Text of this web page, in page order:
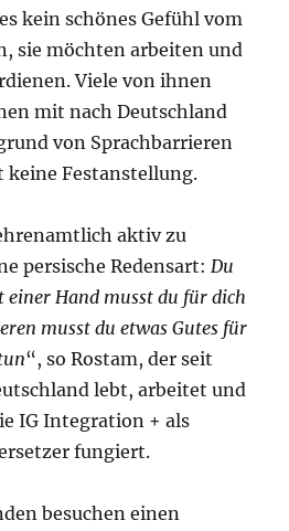
kein schönes Gefühl vom
sie möchten arbeiten und
Viele von ihnen
mit nach Deutschland
von Sprachbarrieren
keine Festanstellung.
aktiv zu
persische Redensart: Du
einer Hand musst du für dich
musst du etwas Gutes für
“, so Rostam, der seit
lebt, arbeitet und
IG Integration + als
fungiert.
besuchen einen